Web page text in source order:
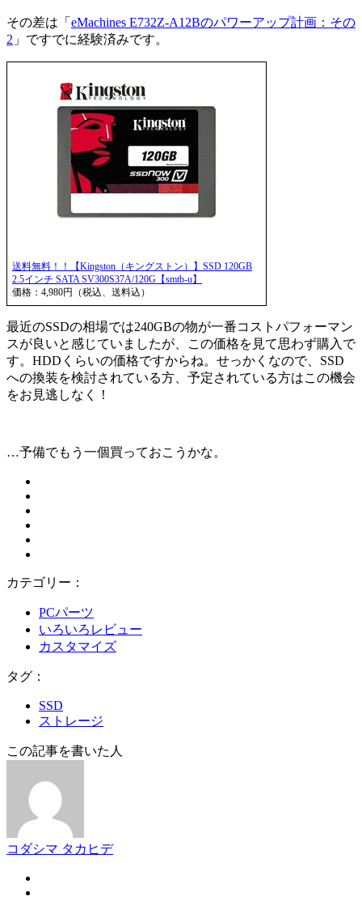
その差は「 eMachines E732Z-A12Bのパワーアップ計画：その
2 」ですでに経験済みです。
送料無料！！【Kingston（キングストン）】SSD 120GB
2.5インチ SATA SV300S37A/120G【smtb-u】
価格：4,980円（税込、送料込）
最近のSSDの相場では240GBの物が一番コストパフォーマン
スが良いと感じていましたが、この価格を見て思わず購入で
す。HDDくらいの価格ですからね。せっかくなので、SSD
への換装を検討されている方、予定されている方はこの機会
をお見逃しなく！
…予備でもう一個買っておこうかな。
カテゴリー：
PCパーツ
いろいろレビュー
カスタマイズ
タグ：
SSD
ストレージ
この記事を書いた人
コダシマ タカヒデ